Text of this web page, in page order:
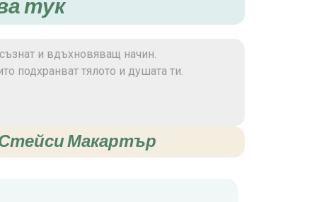
тук
и вдъхновяващ начин.
подхранват тялото и душата ти.
Макартър